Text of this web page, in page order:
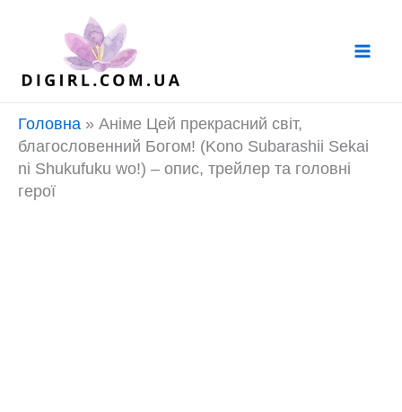
Головна » Аніме Цей прекрасний світ,
благословенний Богом! (Kono Subarashii Sekai
ni Shukufuku wo!) – опис, трейлер та головні
герої